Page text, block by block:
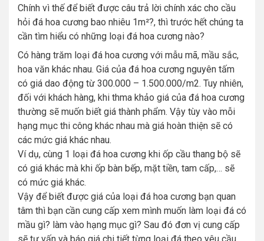
Chính vì thế để biết được câu trả lời chính xác cho cầu
hỏi đá hoa cương bao nhiêu 1m²?, thì trước hết chúng ta
cần tìm hiểu có những loại đá hoa cương nào?
Có hàng trăm loại đá hoa cương với mẫu mã, mầu sắc,
hoa văn khác nhau. Giá của đá hoa cương nguyên tấm
có giá dao động từ 300.000 – 1.500.000/m2. Tuy nhiên,
đối với khách hàng, khi thma khảo giá của đá hoa cương
thường sẽ muốn biết giá thành phẩm. Vậy tùy vào mỗi
hạng mục thi công khác nhau mà giá hoàn thiện sẽ có
các mức giá khác nhau.
Ví dụ, cùng 1 loại đá hoa cương khi ốp cầu thang bộ sẽ
có giá khác mà khi ốp bàn bếp, mặt tiền, tam cấp,… sẽ
có mức giá khác.
Vậy để biết được giá của loại đá hoa cương bạn quan
tâm thì bạn cần cung cấp xem mình muốn làm loại đá có
mầu gì? làm vào hạng mục gì? Sau đó đơn vị cung cấp